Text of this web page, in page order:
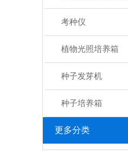
考种仪
植物光照培养箱
种子发芽机
种子培养箱
更多分类